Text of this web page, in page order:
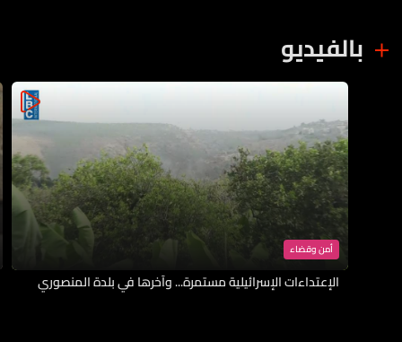
بالفيديو
أمن وقضاء
الإعتداءات الإسرائيلية مستمرة... وآخرها في بلدة المنصوري